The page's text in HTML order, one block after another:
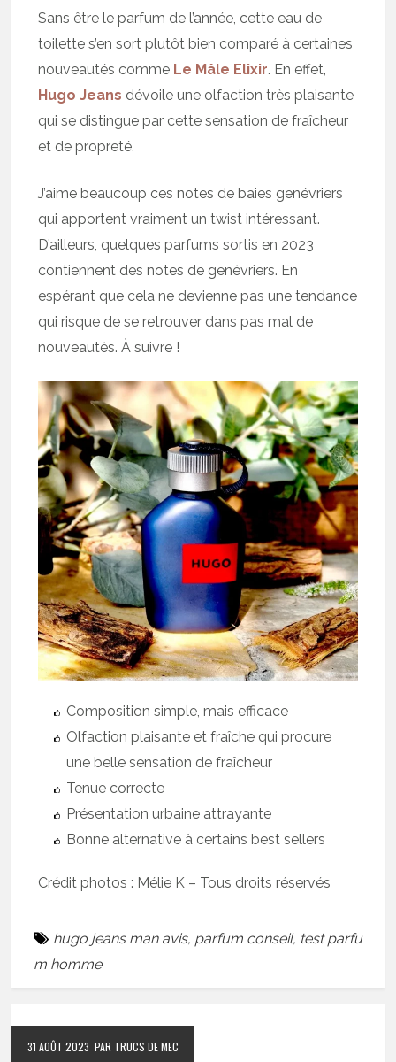
Sans être le parfum de l’année, cette eau de
toilette s’en sort plutôt bien comparé à certaines
nouveautés comme Le Mâle Elixir. En effet,
Hugo Jeans dévoile une olfaction très plaisante
qui se distingue par cette sensation de fraîcheur
et de propreté.
J’aime beaucoup ces notes de baies genévriers
qui apportent vraiment un twist intéressant.
D’ailleurs, quelques parfums sortis en 2023
contiennent des notes de genévriers. En
espérant que cela ne devienne pas une tendance
qui risque de se retrouver dans pas mal de
nouveautés. À suivre !
Composition simple, mais efficace
Olfaction plaisante et fraîche qui procure
une belle sensation de fraîcheur
Tenue correcte
Présentation urbaine attrayante
Bonne alternative à certains best sellers
Crédit photos : Mélie K – Tous droits réservés
hugo jeans man avis, parfum conseil, test parfu
m homme
31 AOÛT 2023 PAR TRUCS DE MEC